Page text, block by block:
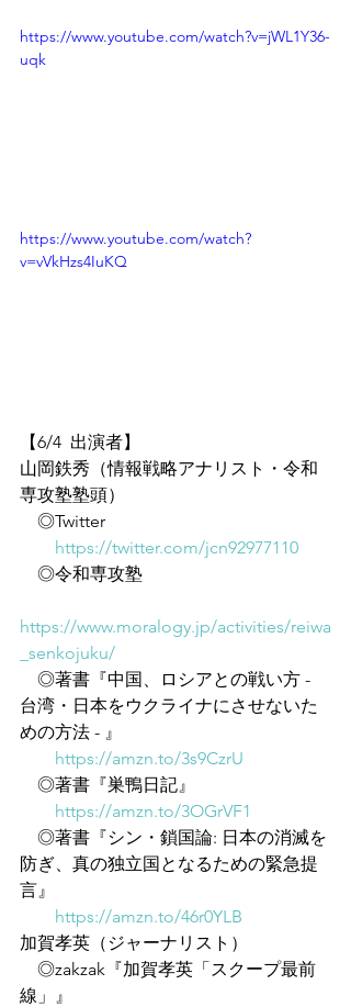
https://www.youtube.com/watch?v=jWL1Y36-
uqk
https://www.youtube.com/watch?
v=vVkHzs4IuKQ
【6/4  出演者】
山岡鉄秀（情報戦略アナリスト・令和
専攻塾塾頭）
◎Twitter
https://twitter.com/jcn92977110
◎令和専攻塾
https://www.moralogy.jp/activities/reiwa
_senkojuku/
◎著書『中国、ロシアとの戦い方 -
台湾・日本をウクライナにさせないた
めの方法 - 』
https://amzn.to/3s9CzrU
◎著書『巣鴨日記』
https://amzn.to/3OGrVF1
◎著書『シン・鎖国論: 日本の消滅を
防ぎ、真の独立国となるための緊急提
言』
https://amzn.to/46r0YLB
加賀孝英（ジャーナリスト）
◎zakzak『加賀孝英「スクープ最前
線」』